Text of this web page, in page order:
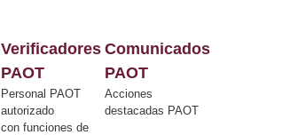
Verificadores
PAOT
Personal PAOT
autorizado
con funciones de
Comunicados
PAOT
Acciones
destacadas PAOT